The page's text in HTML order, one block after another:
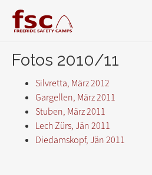
Hauptinhalt
springen
Fotos 2010/11
Silvretta, März 2012
Gargellen, März 2011
Stuben, März 2011
Lech Zürs, Jän 2011
Diedamskopf, Jän 2011